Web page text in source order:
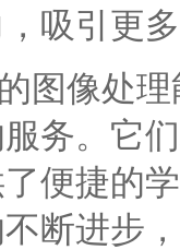
吸引更
像处理
务。它
便捷的
断进步